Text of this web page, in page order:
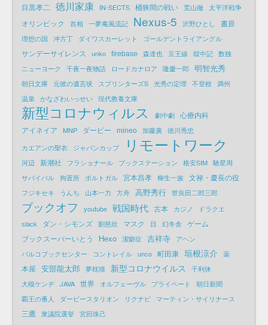
目黒孝二 徳川家康 IN-SECTS 桶狭間の戦い 荒山徹 太平洋戦争
オリンピック 首相 一夢庵風流記 Nexus-5 沢野ひとし 書原
理想の国 冲方丁 ダイワスカーレット ゴールデントライアングル
サンデーサイレンス unko firebase 森達也 京王線 獄中記 数独
ニューヨーク
千夜一夜物語 ロードカナロア 隆慶一郎 明智光秀
朝日文庫 元彼の遺言状 スプリンターズS 光秀の定理 不登校 満州
温泉
かなざわいっせい 現代教養文庫
新型コロナウィルス 劇中劇 心療内科
アイネイア
MNP ダービー mineo 加藤廣 徳川秀忠
カエアンの聖衣
ジャパンカップ リモートワーク
河辺 新潮社 フラショナール ブックステーション 格安SIM 馳星周
サバイバル 拘置所 ポルトガル 宮本昌孝 柳生一族 文禄・慶長の役
フジキセキ うんち 山本一力 方舟 高野秀行 世良田二郎三郎
ブックオフ youtube 戦国時代 古本 カジノ
ドラクエ
slack
ダン・シモンズ 劉慈欣 マスク 目 幻冬舎 ゲーム
ブックスーパーいとう
Hexo 潔癖症 吉祥寺
アヘン
パルコブックセンター
コントレイル unco 町田康 垣根涼介 薬
本屋 安部龍太郎 夢枕獏 新型コロナウイルス
千利休
大槻ケンヂ JAVA 世界 オルフェーヴル プライベート
朝日新聞
覇王の番人
ダービースタリオン リクナビ マーティン・サイリナース
三鷹 衆議院選挙 宮田珠己